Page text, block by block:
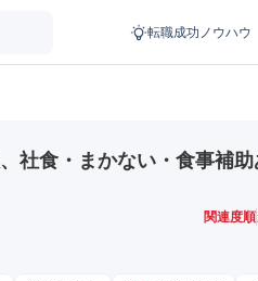
転職成功ノウハウ
社食・まかない・食事補助
関連度順